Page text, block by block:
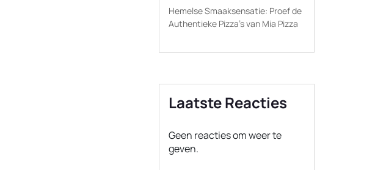
Hemelse Smaaksensatie: Proef de
Authentieke Pizza’s van Mia Pizza
Laatste Reacties
Geen reacties om weer te
geven.